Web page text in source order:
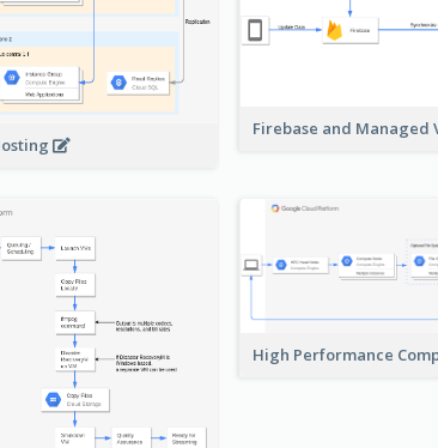
Firebase and Managed
High Performance